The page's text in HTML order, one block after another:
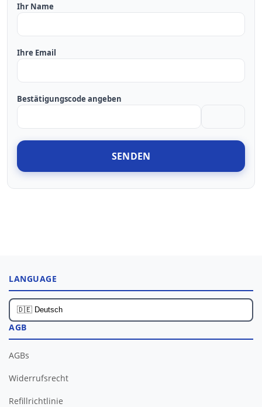
Ihr Name
Ihre Email
Bestätigungscode angeben
SENDEN
LANGUAGE
AGB
AGBs
Widerrufsrecht
Refillrichtlinie